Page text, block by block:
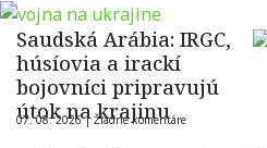
Saudská Arábia: IRGC,
húsíovia a irackí
bojovníci pripravujú
útok na krajinu
07. 08. 2026 |Žiadne komentáre